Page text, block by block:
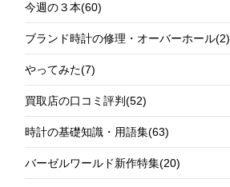
今週の３本(60)
ブランド時計の修理・オーバーホール(2)
やってみた(7)
買取店の口コミ評判(52)
時計の基礎知識・用語集(63)
バーゼルワールド新作特集(20)